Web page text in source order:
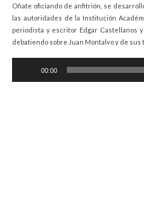
Oñate oficiando de anfitrión, se
las autoridades de la Institución
periodista y escritor Edgar Castellanos
debatiendo sobre Juan Montalvo y de sus
Player
00:00